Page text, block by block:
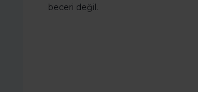
beceri değil.